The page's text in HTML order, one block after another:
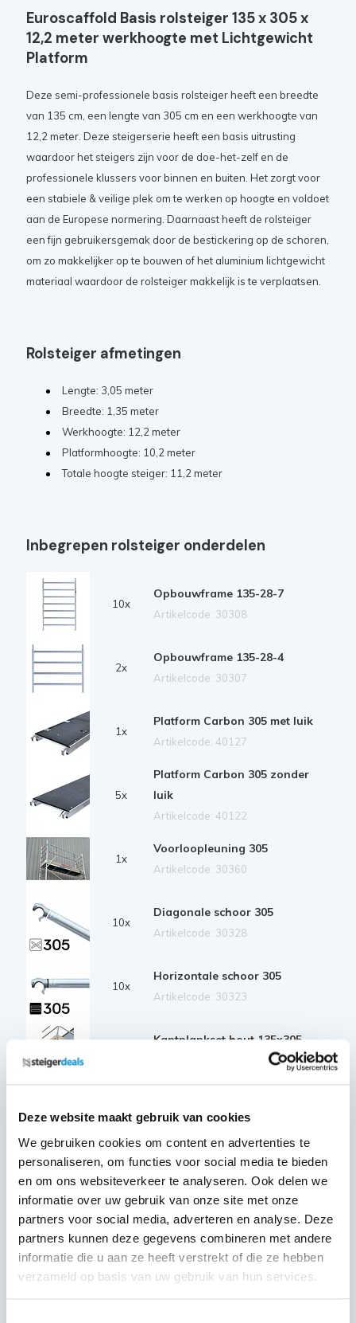
Deze website maakt gebruik van cookies
We gebruiken cookies om content en advertenties te
personaliseren, om functies voor social media te bieden
en om ons websiteverkeer te analyseren. Ook delen we
informatie over uw gebruik van onze site met onze
partners voor social media, adverteren en analyse. Deze
partners kunnen deze gegevens combineren met andere
informatie die u aan ze heeft verstrekt of die ze hebben
verzameld op basis van uw gebruik van hun services.
Euroscaffold Basis rolsteiger 135 x 305 x
12,2 meter werkhoogte met Lichtgewicht
Platform
Deze semi-professionele basis rolsteiger heeft een breedte
van 135 cm, een lengte van 305 cm en een werkhoogte van
12,2 meter. Deze steigerserie heeft een basis uitrusting
waardoor het steigers zijn voor de doe-het-zelf en de
professionele klussers voor binnen en buiten. Het zorgt voor
een stabiele & veilige plek om te werken op hoogte en voldoet
aan de Europese normering. Daarnaast heeft de rolsteiger
een fijn gebruikersgemak door de bestickering op de schoren,
om zo makkelijker op te bouwen of het aluminium lichtgewicht
materiaal waardoor de rolsteiger makkelijk is te verplaatsen.
Rolsteiger afmetingen
Lengte: 3,05 meter
Breedte: 1,35 meter
Werkhoogte: 12,2 meter
Platformhoogte: 10,2 meter
Totale hoogte steiger: 11,2 meter
Inbegrepen rolsteiger onderdelen
10x
Opbouwframe 135-28-7
Artikelcode: 30308
2x
Opbouwframe 135-28-4
Artikelcode: 30307
1x
Platform Carbon 305 met luik
Artikelcode: 40127
5x
Platform Carbon 305 zonder
luik
Artikelcode: 40122
1x
Voorloopleuning 305
Artikelcode: 30360
10x
Diagonale schoor 305
Artikelcode: 30328
10x
Horizontale schoor 305
Artikelcode: 30323
Kantplankset hout 135x305
2x
Artikelcode: 40213
4x
Wiel rubber + stalen spindel 20
cm
Artikelcode: 40204
20x
Artikelcode: 30342
*De weergegeven afbeelding dient als impressie en kan in